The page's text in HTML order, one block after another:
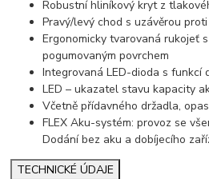
Robustní hliníkový kryt z
Pravý/levý chod s uzávěrou
Ergonomicky tvarovaná rukojeť
pogumovaným povrchem
Integrovaná LED-dioda s funkcí
LED – ukazatel stavu kapacity
Včetně přídavného držadla,
FLEX Aku-systém: provoz se
Dodání bez aku a dobíjecího
TECHNICKÉ ÚDAJE